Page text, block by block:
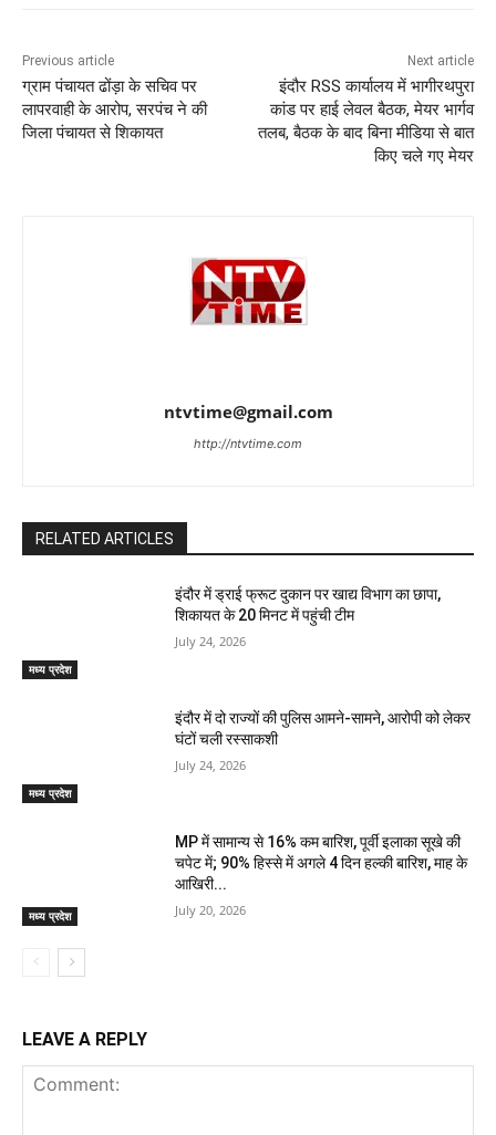
Previous article
ग्राम पंचायत ढोंड़ा के सचिव पर
लापरवाही के आरोप, सरपंच ने की
जिला पंचायत से शिकायत
Next article
इंदौर RSS कार्यालय में भागीरथपुरा
कांड पर हाई लेवल बैठक, मेयर भार्गव
तलब, बैठक के बाद बिना मीडिया से बात
किए चले गए मेयर
ntvtime@gmail.com
http://ntvtime.com
RELATED ARTICLES
मध्य प्रदेश
इंदौर में ड्राई फ्रूट दुकान पर खाद्य विभाग का छापा,
शिकायत के 20 मिनट में पहुंची टीम
July 24, 2026
मध्य प्रदेश
इंदौर में दो राज्यों की पुलिस आमने-सामने, आरोपी को लेकर
घंटों चली रस्साकशी
July 24, 2026
मध्य प्रदेश
MP में सामान्य से 16% कम बारिश, पूर्वी इलाका सूखे की
चपेट में; 90% हिस्से में अगले 4 दिन हल्की बारिश, माह के
आखिरी...
July 20, 2026
LEAVE A REPLY